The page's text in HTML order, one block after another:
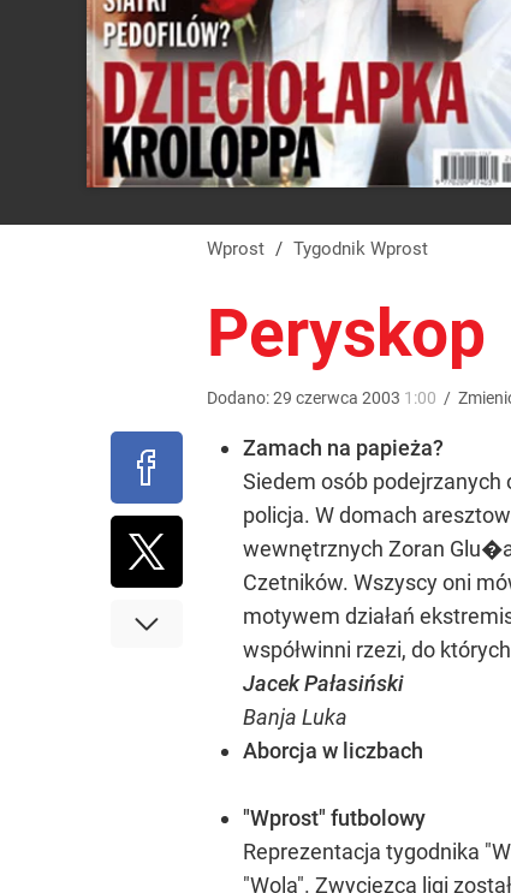
Wprost / Tygodnik Wprost
Peryskop
Dodano:29 czerwca 2003 1:00 /
Zamach na papieża?
Siedem osób podejrzanych
policja. W domach
wewnętrznych Zoran
Czetników. Wszyscy oni
motywem działań
współwinni rzezi, do
Jacek Pałasiński
Banja Luka
Aborcja w liczbach
"Wprost" futbolowy
Reprezentacja tygodnika
"Wola". Zwycięzcą ligi